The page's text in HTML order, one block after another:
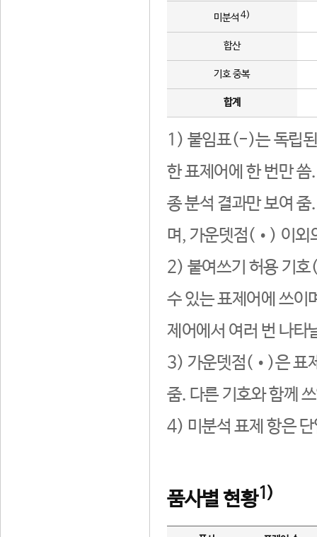
미분석 4)
합산
기호 중복
합계
1) 붙임표(-)는 독립된
한 표제어에 한 번만
종 분석 결과만 보여
며, 가운뎃점(•) 이외
2) 붙여쓰기 허용 기호
수 있는 표제어에 쓰이
제어에서 여러 번 나타
3) 가운뎃점(•)은 표
줌. 다른 기호와 함께
4) 미분석 표제 항은
품사별 현황1)